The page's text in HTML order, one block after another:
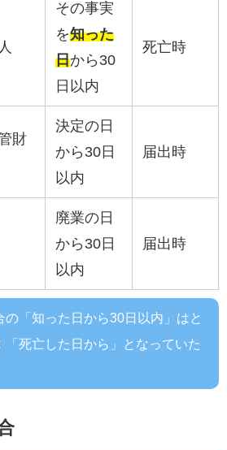
その事実
を知った
日から30
日以内
死亡時
財
決定の日
から30日
以内
届出時
廃業の日
から30日
以内
届出時
の「知った日から30日以内」はと
「死亡した日から」となっていた